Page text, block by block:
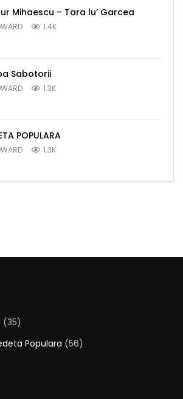
Mihaescu – Tara lu’ Garcea
1.4K
Sabotorii
1.3K
POPULARA
1.3K
(35)
Populara (56)